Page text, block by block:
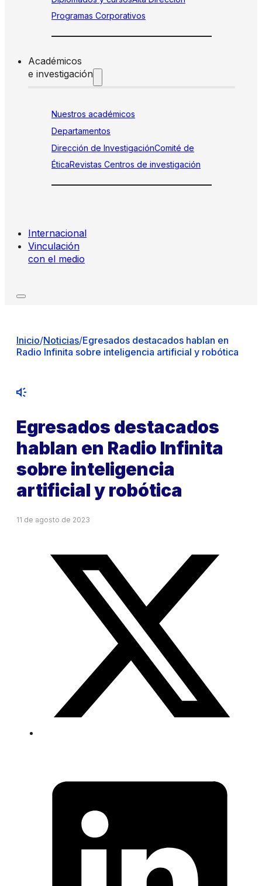
Programas Corporativos
Académicos
e investigación
Nuestros académicos
Departamentos
Dirección de InvestigaciónComité de
ÉticaRevistas Centros de investigación
Internacional
Vinculación
con el medio
Inicio/Noticias/Egresados destacados hablan en
Radio Infinita sobre inteligencia artificial y robótica
Egresados destacados
hablan en Radio Infinita
sobre inteligencia
artificial y robótica
11 de agosto de 2023